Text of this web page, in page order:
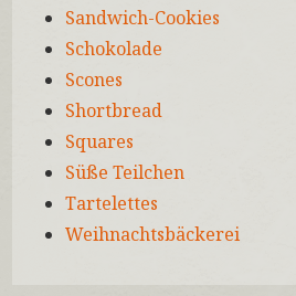
Sandwich-Cookies
Schokolade
Scones
Shortbread
Squares
Süße Teilchen
Tartelettes
Weihnachtsbäckerei